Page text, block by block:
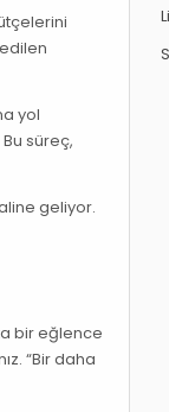
yol
süreç,
geliyor.
bir eğlence
“Bir daha